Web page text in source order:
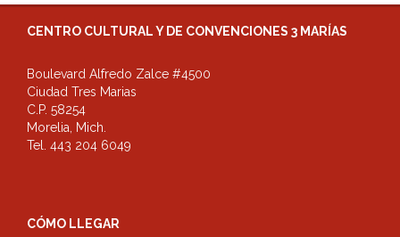
CENTRO CULTURAL Y DE CONVENCIONES 3 MARÍAS
Boulevard Alfredo Zalce #4500
Ciudad Tres Marias
C.P. 58254
Morelia, Mich.
Tel. 443 204 6049
CÓMO LLEGAR